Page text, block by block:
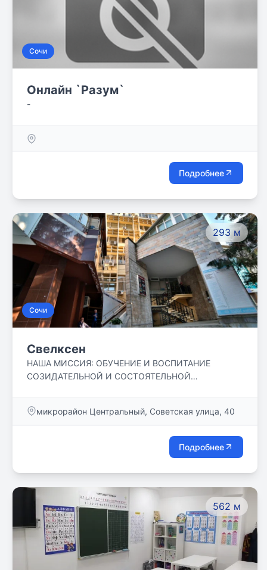
Сочи
Онлайн `Разум`
-
Подробнее
293 м
Сочи
Свелксен
НАША МИССИЯ: ОБУЧЕНИЕ И ВОСПИТАНИЕ
СОЗИДАТЕЛЬНОЙ И СОСТОЯТЕЛЬНОЙ
СОЗИДАТЕЛЬНЫХ И ТВОРЧЕСКИХ ЛЮДЕЙ
микрорайон Центральный, Советская улица, 40
Подробнее
562 м